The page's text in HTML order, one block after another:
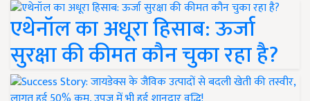
एथेनॉल का अधूरा हिसाब: ऊर्जा
सुरक्षा की कीमत कौन चुका रहा है?